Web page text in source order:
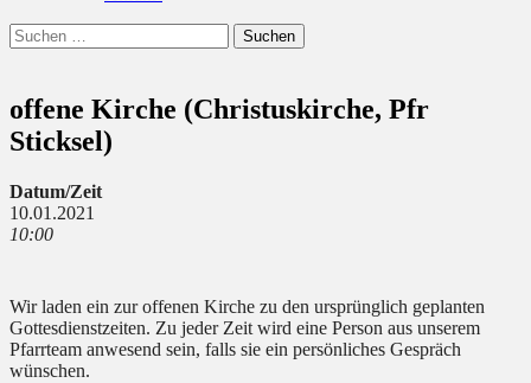
Suchen
Suchen
nach:
offene Kirche (Christuskirche, Pfr
Sticksel)
Datum/Zeit
10.01.2021
10:00
Wir laden ein zur offenen Kirche zu den ursprünglich geplanten
Gottesdienstzeiten. Zu jeder Zeit wird eine Person aus unserem
Pfarrteam anwesend sein, falls sie ein persönliches Gespräch
wünschen.